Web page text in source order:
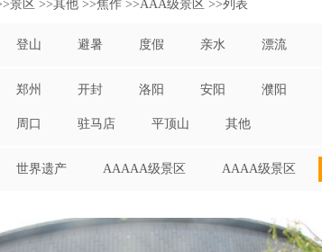
景区 >>其他 >>焦作 >>AAA级景区 >>列表
登山 避暑 度假 亲水 漂流
郑州 开封 洛阳 安阳 濮阳
周口 驻马店 平顶山 其他
世界遗产 AAAAA级景区 AAAA级景区